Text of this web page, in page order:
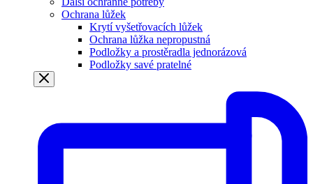
Ochrana lůžek
Krytí vyšetřovacích lůžek
Ochrana lůžka nepropustná
Podložky a prostěradla jednorázová
Podložky savé pratelné